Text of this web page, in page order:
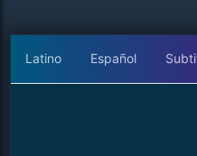
Latino Español